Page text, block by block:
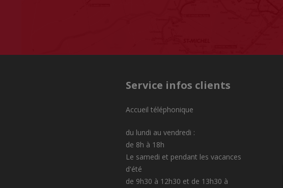
Service infos clients
Accueil téléphonique
du lundi au vendredi :
de 8h à 18h
Le samedi et pendant les vacances
d'été
de 9h30 à 12h30 et de 13h30 à